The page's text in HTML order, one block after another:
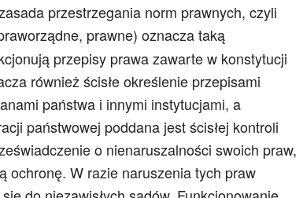
przestrzegania norm prawnych, czyli
prawne) oznacza taką
przepisy prawa zawarte w konstytucji
również ścisłe określenie przepisami
państwa i innymi instytucjami, a
państwowej poddana jest ścisłej kontroli
o nienaruszalności swoich praw,
ochronę. W razie naruszenia tych praw